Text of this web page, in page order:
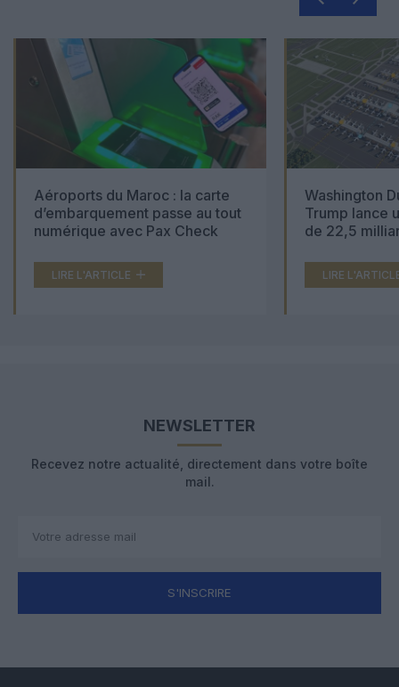
Aéroports du Maroc : la carte
d’embarquement passe au tout
numérique avec Pax Check
LIRE L'ARTICLE
Washington
Trump lance
de 22,5
LIRE
NEWSLETTER
Recevez notre actualité, directement dans votre boîte
mail.
S'INSCRIRE